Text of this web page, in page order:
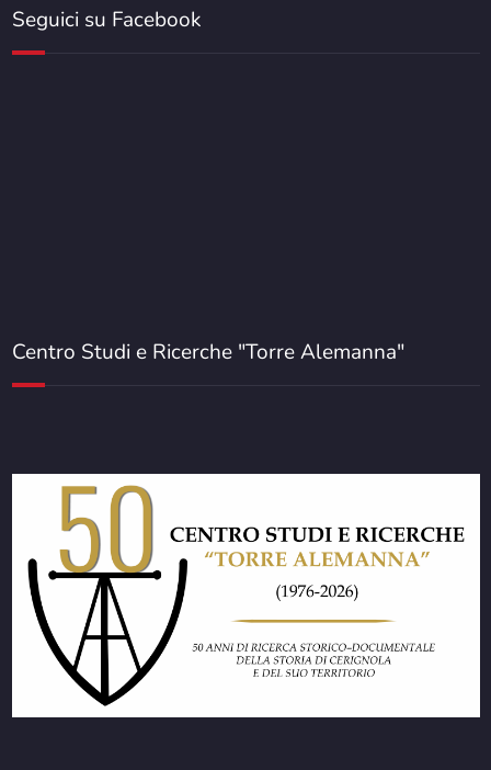
Seguici su Facebook
Centro Studi e Ricerche "Torre Alemanna"